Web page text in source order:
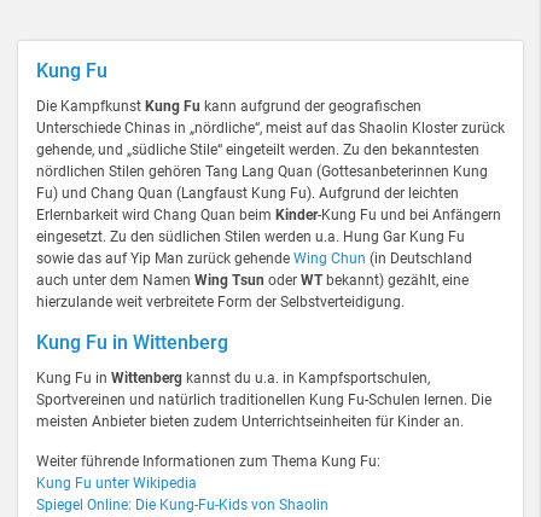
Kung Fu
Die Kampfkunst Kung Fu kann aufgrund der geografischen
Unterschiede Chinas in „nördliche“, meist auf das Shaolin Kloster zurück
gehende, und „südliche Stile“ eingeteilt werden. Zu den bekanntesten
nördlichen Stilen gehören Tang Lang Quan (Gottesanbeterinnen Kung
Fu) und Chang Quan (Langfaust Kung Fu). Aufgrund der leichten
Erlernbarkeit wird Chang Quan beim Kinder-Kung Fu und bei Anfängern
eingesetzt. Zu den südlichen Stilen werden u.a. Hung Gar Kung Fu
sowie das auf Yip Man zurück gehende Wing Chun (in Deutschland
auch unter dem Namen Wing Tsun oder WTbekannt) gezählt, eine
hierzulande weit verbreitete Form der Selbstverteidigung.
Kung Fu in Wittenberg
Kung Fu in Wittenberg kannst du u.a. in Kampfsportschulen,
Sportvereinen und natürlich traditionellen Kung Fu-Schulen lernen. Die
meisten Anbieter bieten zudem Unterrichtseinheiten für Kinder an.
Weiter führende Informationen zum Thema Kung Fu:
Kung Fu unter Wikipedia
Spiegel Online: Die Kung-Fu-Kids von Shaolin